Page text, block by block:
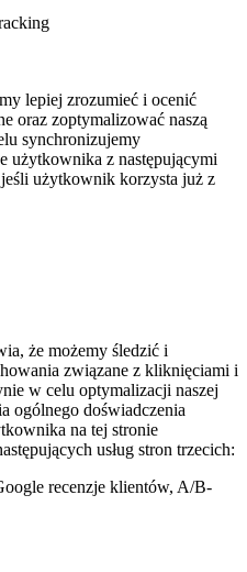
lepiej zrozumieć i ocenić
oraz zoptymalizować naszą
synchronizujemy
użytkownika z następującymi
użytkownik korzysta już z
że możemy śledzić i
związane z kliknięciami i
w celu optymalizacji naszej
ogólnego doświadczenia
na tej stronie
usług stron trzecich:
recenzje klientów, A/B-